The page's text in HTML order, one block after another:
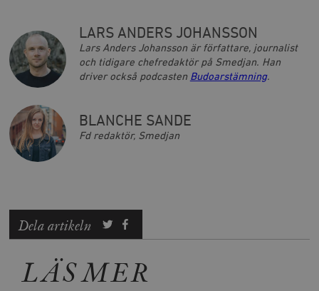
LARS ANDERS JOHANSSON
Lars Anders Johansson är författare, journalist
och tidigare chefredaktör på Smedjan. Han
driver också podcasten Budoarstämning.
BLANCHE SANDE
Fd redaktör, Smedjan
Dela artikeln
LÄS MER